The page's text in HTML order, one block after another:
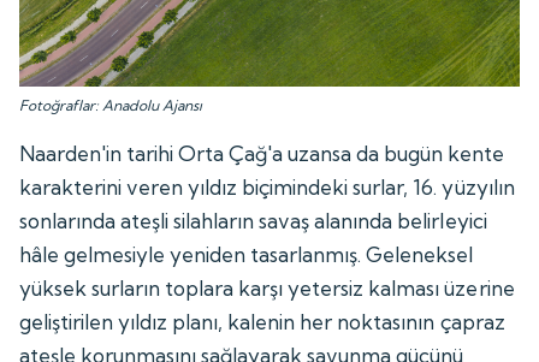
Fotoğraflar: Anadolu Ajansı
Naarden'in tarihi Orta Çağ'a uzansa da bugün kente
karakterini veren yıldız biçimindeki surlar, 16. yüzyılın
sonlarında ateşli silahların savaş alanında belirleyici
hâle gelmesiyle yeniden tasarlanmış. Geleneksel
yüksek surların toplara karşı yetersiz kalması üzerine
geliştirilen yıldız planı, kalenin her noktasının çapraz
ateşle korunmasını sağlayarak savunma gücünü